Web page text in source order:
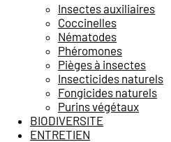
Insectes auxiliaires
Coccinelles
Nématodes
Phéromones
Pièges à insectes
Insecticides naturels
Fongicides naturels
Purins végétaux
BIODIVERSITE
ENTRETIEN